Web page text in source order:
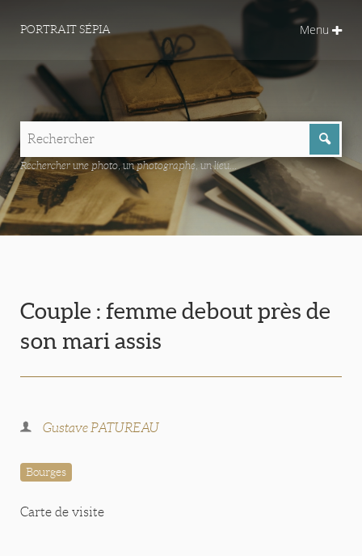
PORTRAIT SÉPIA Menu
Rechercher une photo, un photographe, un lieu...
Couple : femme debout près de
son mari assis
Gustave PATUREAU
Bourges
Carte de visite